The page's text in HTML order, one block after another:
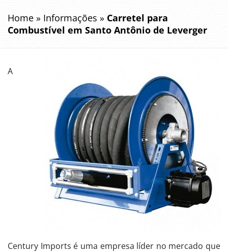
Home » Informações » Carretel para
Combustível em Santo Antônio de Leverger
A
Century Imports é uma empresa líder no mercado que